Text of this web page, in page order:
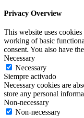
Privacy Overview
This website uses
working of basic
consent. You also have
Necessary
Necessary
Siempre activado
Necessary cookies are
store any personal
Non-necessary
Non-necessary